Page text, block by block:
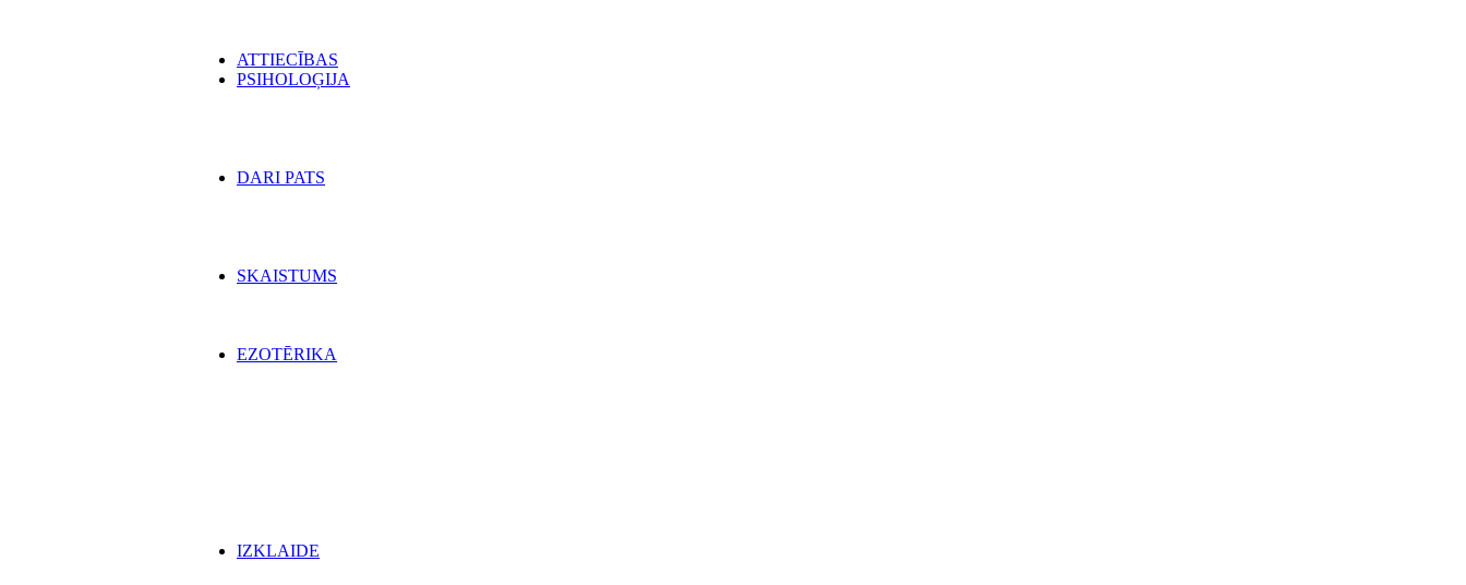
ATTIECĪBAS
PSIHOLOĢIJA
DARI PATS
SKAISTUMS
EZOTĒRIKA
IZKLAIDE